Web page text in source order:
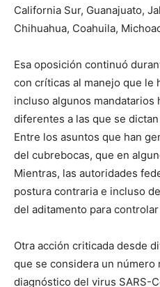
California Sur, Guanajuato,
Chihuahua, Coahuila,
Esa oposición continuó
con críticas al manejo que le
incluso algunos mandatarios
diferentes a las que se
Entre los asuntos que han
del cubrebocas, que en
Mientras, las autoridades
postura contraria e incluso
del aditamento para
Otra acción criticada desde
que se considera un número
diagnóstico del virus SARS-